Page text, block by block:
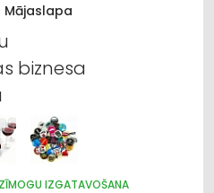
Mājaslapa
biznesa
ZĪMOGU IZGATAVOŠANA